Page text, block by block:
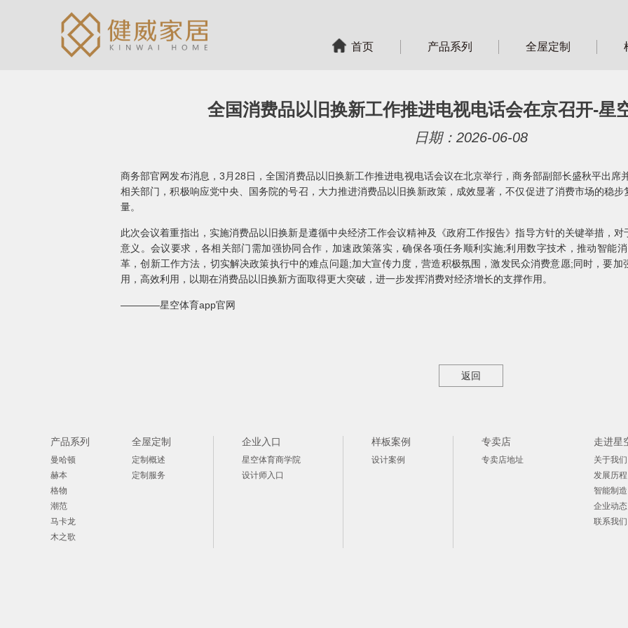
首页 产品系列 全屋定制
全国消费品以旧换新工作推进电视电话会在京召开-星
日期：2026-06-08
商务部官网发布消息，3月28日，全国消费品以旧换新工作推进电视电话会议在北京举行，商务部副部长盛秋平出
相关部门，积极响应党中央、国务院的号召，大力推进消费品以旧换新政策，成效显著，不仅促进了消费市场的稳
量。
此次会议着重指出，实施消费品以旧换新是遵循中央经济工作会议精神及《政府工作报告》指导方针的关键举措，
意义。会议要求，各相关部门需加强协同合作，加速政策落实，确保各项任务顺利实施;利用数字技术，推动智能
革，创新工作方法，切实解决政策执行中的难点问题;加大宣传力度，营造积极氛围，激发民众消费意愿;同时，要
用，高效利用，以期在消费品以旧换新方面取得更大突破，进一步发挥消费对经济增长的支撑作用。
————星空体育app官网
返回
产品系列
曼哈顿
赫本
格物
潮范
马卡龙
木之歌
全屋定制
定制概述
定制服务
企业入口
星空体育商学院
设计师入口
样板案例
设计案例
专卖店
专卖店地址
走进星
关于我们
发展历程
智能制造
企业动态
联系我们